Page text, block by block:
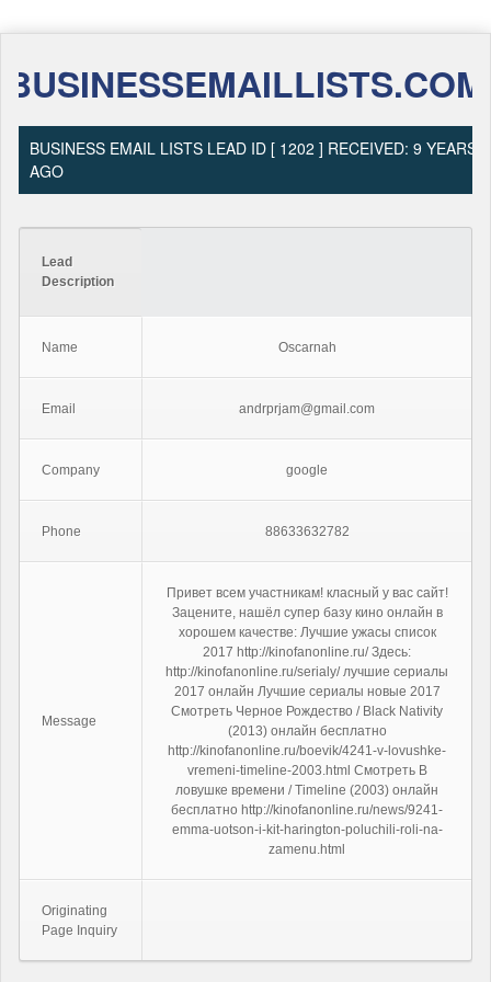
BUSINESSEMAILLISTS.COM
BUSINESS EMAIL LISTS LEAD ID [ 1202 ] RECEIVED: 9 YEARS
AGO
Lead
Description
Name Oscarnah
Email andrprjam@gmail.com
Company google
Phone 88633632782
Message
Привет всем участникам! класный у вас сайт!
Зацените, нашёл супер базу кино онлайн в
хорошем качестве: Лучшие ужасы список
2017 http://kinofanonline.ru/ Здесь:
http://kinofanonline.ru/serialy/ лучшие сериалы
2017 онлайн Лучшие сериалы новые 2017
Смотреть Черное Рождество / Black Nativity
(2013) онлайн бесплатно
http://kinofanonline.ru/boevik/4241-v-lovushke-
vremeni-timeline-2003.html Смотреть В
ловушке времени / Timeline (2003) онлайн
бесплатно http://kinofanonline.ru/news/9241-
emma-uotson-i-kit-harington-poluchili-roli-na-
zamenu.html
Originating
Page Inquiry